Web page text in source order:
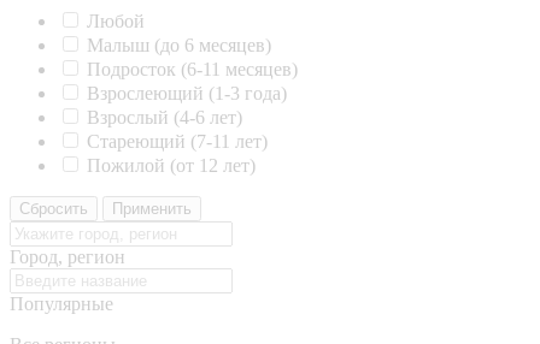
Любой
Малыш (до 6 месяцев)
Подросток (6-11 месяцев)
Взрослеющий (1-3 года)
Взрослый (4-6 лет)
Стареющий (7-11 лет)
Пожилой (от 12 лет)
Сбросить Применить
Город, регион
Популярные